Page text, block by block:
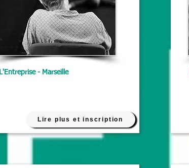
L'Entreprise - Marseille
Lire plus et inscription